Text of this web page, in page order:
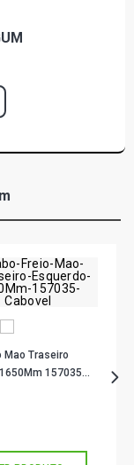
Mao Traseiro
157035